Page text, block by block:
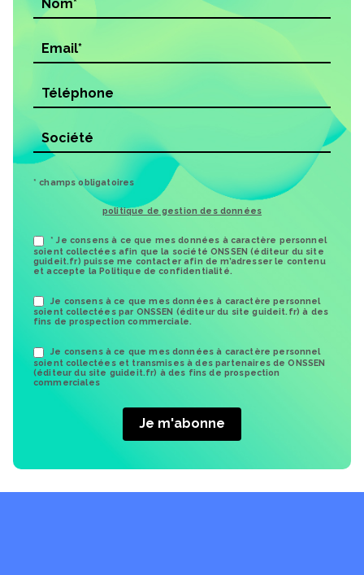
* champs obligatoires
politique de gestion des données
* Je consens à ce que mes données à caractère personnel
soient collectées afin que la société ONSSEN (éditeur du site
guideit.fr) puisse me contacter afin de m’adresser le contenu
et accepte la Politique de confidentialité.
Je consens à ce que mes données à caractère personnel
soient collectées par ONSSEN (éditeur du site guideit.fr) à des
fins de prospection commerciale.
Je consens à ce que mes données à caractère personnel
soient collectées et transmises à des partenaires de ONSSEN
(éditeur du site guideit.fr) à des fins de prospection
commerciales